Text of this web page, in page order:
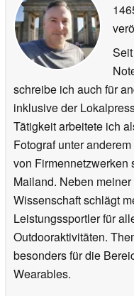
schreibe ich auch für
inklusive der
Tätigkeit arbeitete ich
Fotograf unter
von Firmennetzwerken
Mailand. Neben
Wissenschaft schlägt
Leistungssportler für
Outdooraktivitäten.
besonders für die
Wearables.